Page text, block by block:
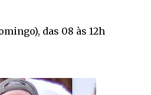
das 08 às 12h